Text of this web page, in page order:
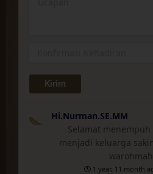
Hi.Nurman.SE.MM
Selamat
menjadi keluarga
1 year, 11 month